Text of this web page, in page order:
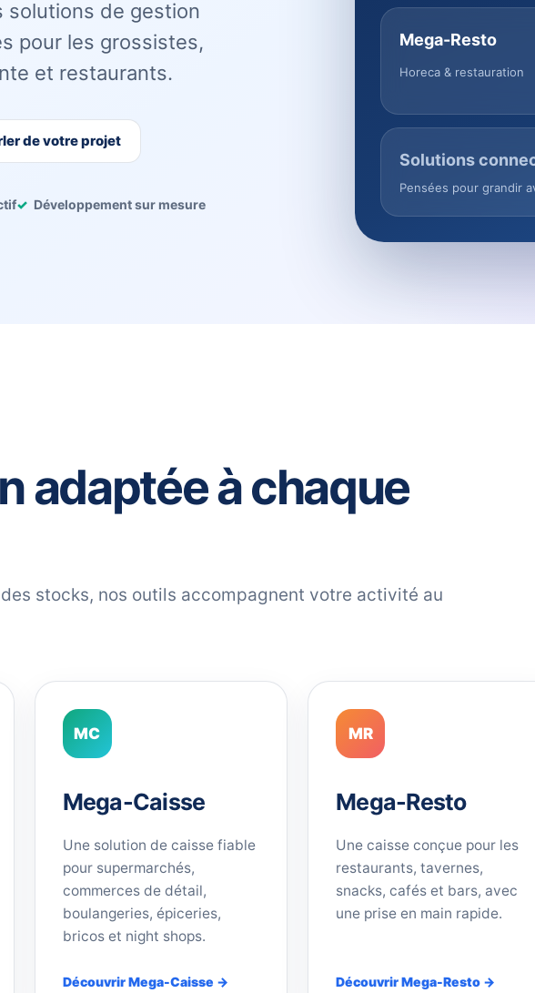
solutions de gestion
pour les grossistes,
et restaurants.
de votre projet
Développement sur mesure
Mega-Resto
Horeca & restauration
Solutions
Pensées pour grandir
adaptée à chaque
stocks, nos outils accompagnent votre activité au
MC
Mega-Caisse
Une solution de caisse fiable
pour supermarchés,
commerces de détail,
boulangeries, épiceries,
bricos et night shops.
Découvrir Mega-Caisse →
MR
Mega-Resto
Une caisse conçue pour les
restaurants, tavernes,
snacks, cafés et bars, avec
une prise en main rapide.
Découvrir Mega-Resto →